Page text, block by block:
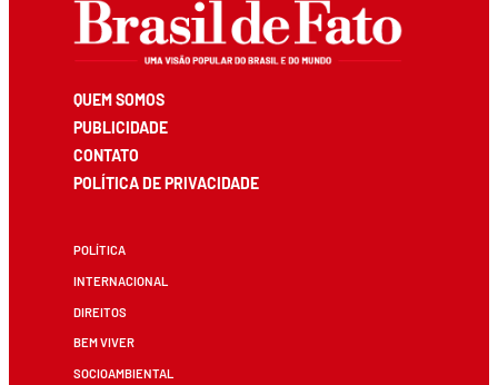
QUEM SOMOS
PUBLICIDADE
CONTATO
POLÍTICA DE PRIVACIDADE
POLÍTICA
INTERNACIONAL
DIREITOS
BEM VIVER
SOCIOAMBIENTAL